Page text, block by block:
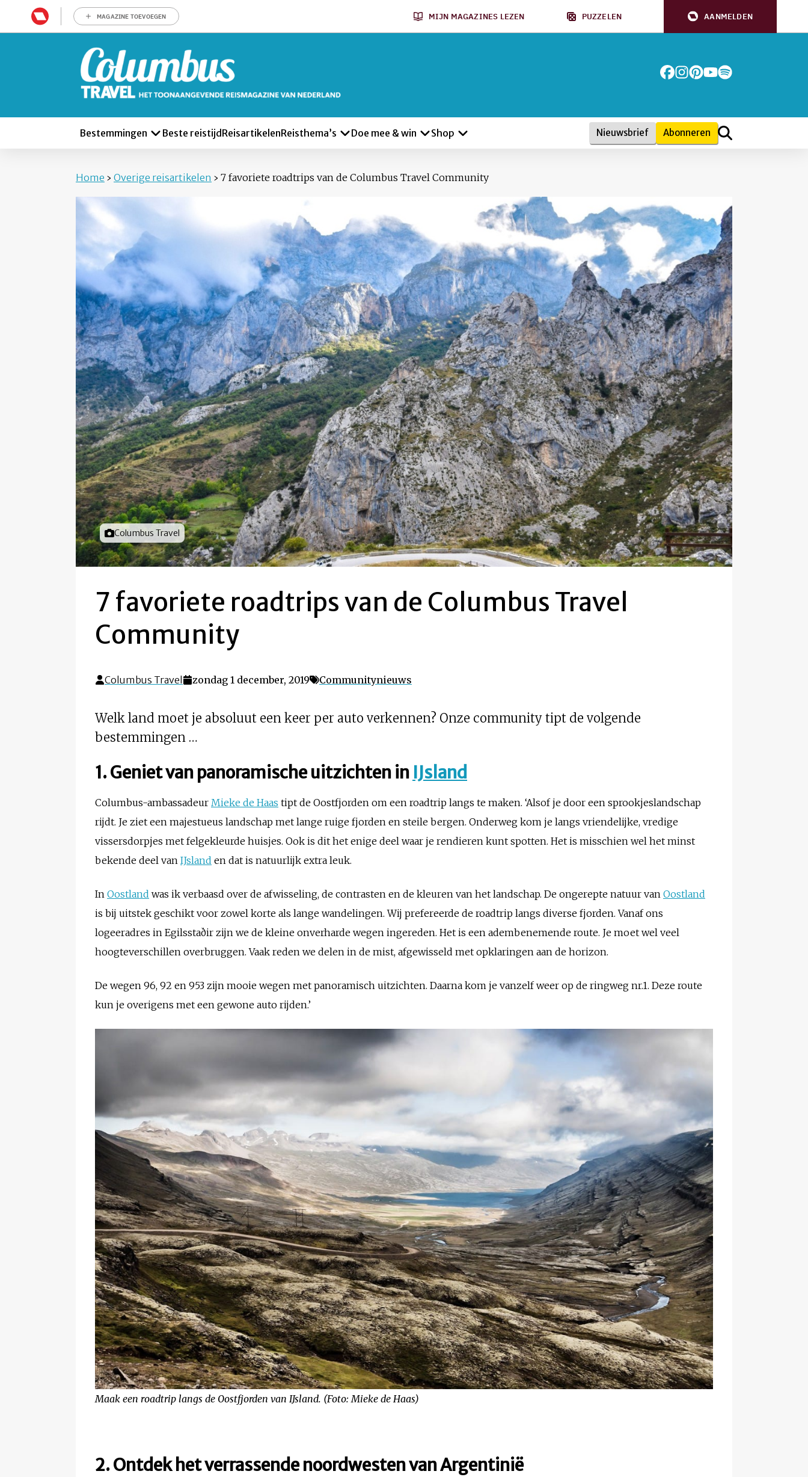
MAGAZINE TOEVOEGEN MIJN MAGAZINES LEZEN PUZZELEN AANMELDEN
Bestemmingen Beste reistijd ReisartikelenReisthema’s Doe mee & win Shop Nieuwsbrief Abonneren
Home › Overige reisartikelen › 7 favoriete roadtrips van de Columbus Travel Community
Foto door
Columbus Travel
7 favoriete roadtrips van de Columbus Travel
Community
Columbus Travel zondag 1 december, 2019 Communitynieuws
Welk land moet je absoluut een keer per auto verkennen? Onze community tipt de volgende
bestemmingen …
1. Geniet van panoramische uitzichten in IJsland
Columbus-ambassadeur Mieke de Haas tipt de Oostfjorden om een roadtrip langs te maken. ‘Alsof je door een sprookjeslandschap
rijdt. Je ziet een majestueus landschap met lange ruige fjorden en steile bergen. Onderweg kom je langs vriendelijke, vredige
vissersdorpjes met felgekleurde huisjes. Ook is dit het enige deel waar je rendieren kunt spotten. Het is misschien wel het minst
bekende deel van IJsland en dat is natuurlijk extra leuk.
In Oostland was ik verbaasd over de afwisseling, de contrasten en de kleuren van het landschap. De ongerepte natuur van Oostland
is bij uitstek geschikt voor zowel korte als lange wandelingen. Wij prefereerde de roadtrip langs diverse fjorden. Vanaf ons
logeeradres in Egilsstaðir zijn we de kleine onverharde wegen ingereden. Het is een adembenemende route. Je moet wel veel
hoogteverschillen overbruggen. Vaak reden we delen in de mist, afgewisseld met opklaringen aan de horizon.
De wegen 96, 92 en 953 zijn mooie wegen met panoramisch uitzichten. Daarna kom je vanzelf weer op de ringweg nr.1. Deze route
kun je overigens met een gewone auto rijden.’
Maak een roadtrip langs de Oostfjorden van IJsland. (Foto: Mieke de Haas)
2. Ontdek het verrassende noordwesten van Argentinië